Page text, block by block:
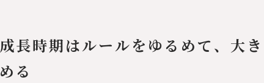
成長時期はルールをゆるめて、大
める